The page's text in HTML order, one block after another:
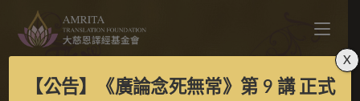
【公告】 《廣論念死無常》第 9 講正式
X